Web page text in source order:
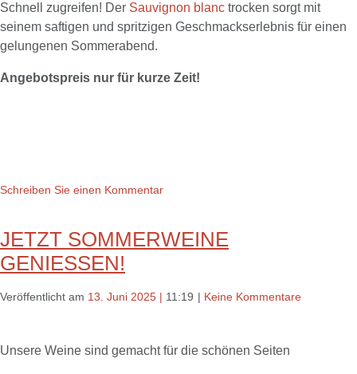
Schnell zugreifen! Der Sauvignon blanc trocken sorgt mit
seinem saftigen und spritzigen Geschmackserlebnis für einen
gelungenen Sommerabend.
Angebotspreis nur für kurze Zeit!
Schreiben Sie einen Kommentar
JETZT SOMMERWEINE
GENIESSEN!
Veröffentlicht am 13. Juni 2025 | 11:19 | Keine Kommentare
Unsere Weine sind gemacht für die schönen Seiten